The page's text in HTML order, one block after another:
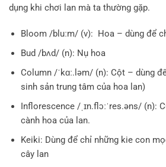
dụng khi chơi lan mà ta thường gặp.
Bloom /bluːm/ (v): Hoa – dùng để
Bud /bʌd/ (n): Nụ hoa
Column /ˈkɑː.ləm/ (n): Cột – dùng
sinh sản trung tâm của hoa lan)
Inflorescence /ˌɪn.flɔːˈres.əns/ (n):
cành hoa của lan.
Keiki: Dùng để chỉ những kie con
cây lan